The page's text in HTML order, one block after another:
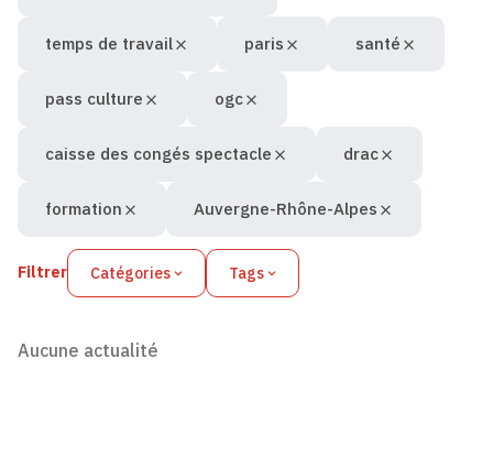
Filtrer Catégories Tags
temps de travail paris santé
pass culture ogc
caisse des congés spectacle drac
formation Auvergne-Rhône-Alpes
Aucune actualité